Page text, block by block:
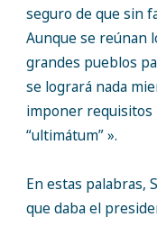
seguro de que sin
Aunque se reúnan
grandes pueblos
se logrará nada
imponer requisitos
“ultimátum” ».
En estas palabras,
que daba el